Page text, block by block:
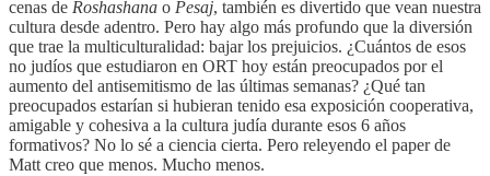
cenas de Roshashana o Pesaj, también es divertido que vean nuestra
cultura desde adentro. Pero hay algo más profundo que la diversión
que trae la multiculturalidad: bajar los prejuicios. ¿Cuántos de esos
no judíos que estudiaron en ORT hoy están preocupados por el
aumento del antisemitismo de las últimas semanas? ¿Qué tan
preocupados estarían si hubieran tenido esa exposición cooperativa,
amigable y cohesiva a la cultura judía durante esos 6 años
formativos? No lo sé a ciencia cierta. Pero releyendo el paper de
Matt creo que menos. Mucho menos.